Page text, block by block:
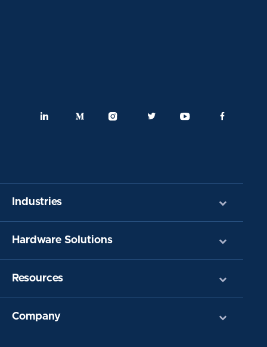
Industries
Hardware Solutions
Resources
Company